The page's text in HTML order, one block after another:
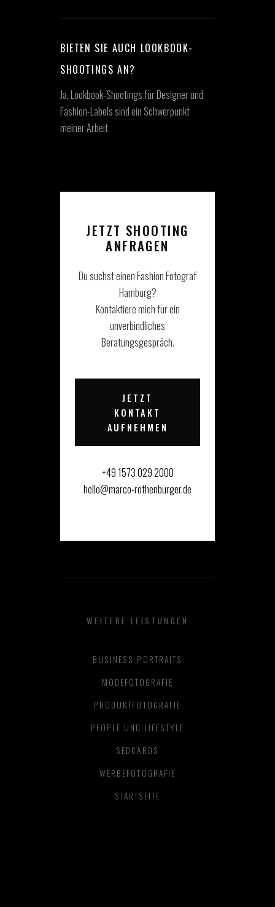
BIETEN SIE AUCH LOOKBOOK-
SHOOTINGS AN?
Ja, Lookbook-Shootings für Designer und
Fashion-Labels sind ein Schwerpunkt
meiner Arbeit.
JETZT SHOOTING
ANFRAGEN
Du suchst einen Fashion Fotograf
Hamburg?
Kontaktiere mich für ein
unverbindliches
Beratungsgespräch.
JETZT
KONTAKT
AUFNEHMEN
+49 1573 029 2000
hello@marco-rothenburger.de
WEITERE LEISTUNGEN
BUSINESS PORTRAITS
MODEFOTOGRAFIE
PRODUKTFOTOGRAFIE
PEOPLE UND LIFESTYLE
SEDCARDS
WERBEFOTOGRAFIE
STARTSEITE